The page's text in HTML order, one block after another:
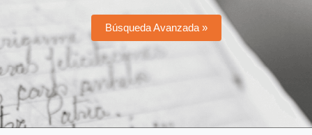
Búsqueda Avanzada »